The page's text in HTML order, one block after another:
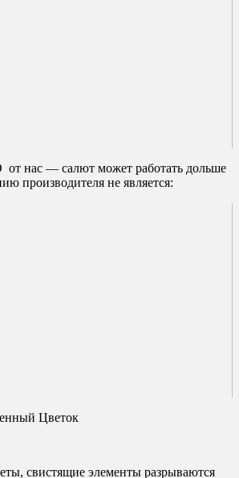
нас — салют может работать дольше
производителя не является:
Цветок
свистящие элементы разрываются